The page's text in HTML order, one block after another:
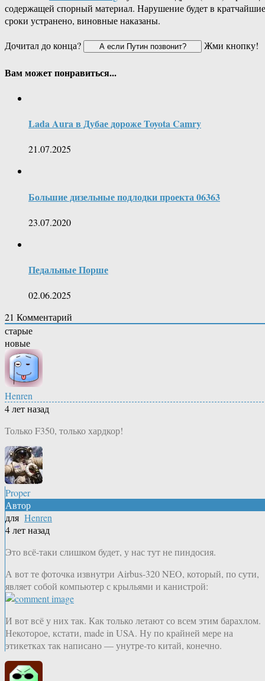
содержащей спорный материал. Нарушение будет в кратчайшие
сроки устранено, виновные наказаны.
Дочитал до конца?
Жми кнопку!
Вам может понравиться...
Lada Aura в Дубае дороже Toyota Camry
21.07.2025
Большие дизельные подлодки проекта 06363
23.07.2020
Педальные Порше
02.06.2025
21 Комментарий
старые
новые
Henren
4 лет назад
Только F350, только хардкор!
Proper
Автор
для Henren
4 лет назад
Это всё-таки слишком будет, у нас тут не пиндосия.
А вот те фоточка извнутри Airbus-320 NEO, который, по сути,
являет собой компьютер с крыльями и канистрой:
И вот всё у них так. Как только летают со всем этим барахлом.
Некоторое, кстати, made in USA. Ну по крайней мере на
этикетках так написано — унутре-то китай, конечно.